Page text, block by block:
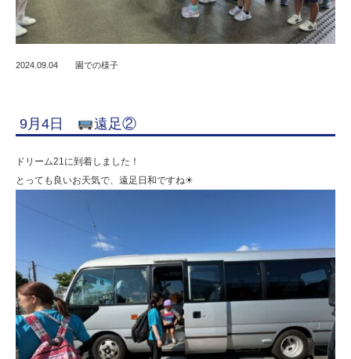
2024.09.04 園での様子
9月4日 遠足②
ドリーム21に到着しました！
とっても良いお天気で、遠足日和ですね☀